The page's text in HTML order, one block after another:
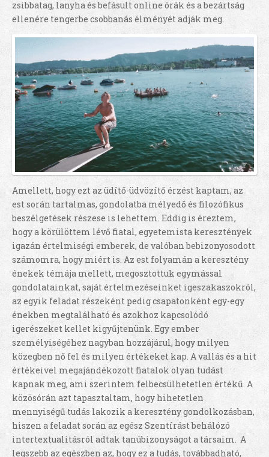
zsibbatag, lanyha és befásult online órák és a bezártság
ellenére tengerbe csobbanás élményét adják meg.
Amellett, hogy ezt az üdítő-üdvözítő érzést kaptam, az
est során tartalmas, gondolatba mélyedő és filozófikus
beszélgetések részese is lehettem. Eddig is éreztem,
hogy a körülöttem lévő fiatal, egyetemista keresztények
igazán értelmiségi emberek, de valóban bebizonyosodott
számomra, hogy miért is. Az est folyamán a keresztény
énekek témája mellett, megosztottuk egymással
gondolatainkat, saját értelmezéseinket igeszakaszokról,
az egyik feladat részeként pedig csapatonként egy-egy
énekben megtalálható és azokhoz kapcsolódó
igerészeket kellet kigyűjtenünk. Egy ember
személyiségéhez nagyban hozzájárul, hogy milyen
közegben nő fel és milyen értékeket kap. A vallás és a hit
értékeivel megajándékozott fiatalok olyan tudást
kapnak meg, ami szerintem felbecsülhetetlen értékű. A
közösórán azt tapasztaltam, hogy hihetetlen
mennyiségű tudás lakozik a keresztény gondolkozásban,
hiszen a feladat során az egész Szentírást behálózó
intertextualitásról adtak tanúbizonyságot a társaim. A
legszebb az egészben az, hogy ez a tudás, továbbadható,